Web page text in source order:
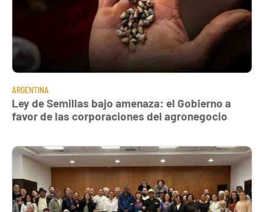
ARGENTINA
Ley de Semillas bajo amenaza: el Gobierno a
favor de las corporaciones del agronegocio